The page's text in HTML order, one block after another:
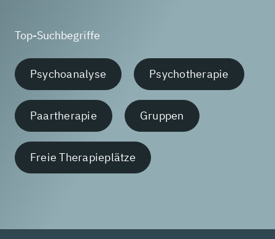
Top-Suchbegriffe
Psychoanalyse Psychotherapie
Paartherapie Gruppen
Freie Therapieplätze